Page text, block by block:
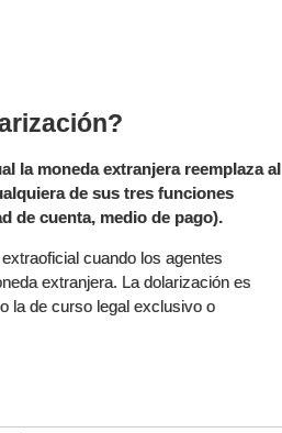
la moneda extranjera reemplaza al
de sus tres funciones
de cuenta, medio de pago).
cuando los agentes
extranjera. La dolarización es
la de curso legal exclusivo o